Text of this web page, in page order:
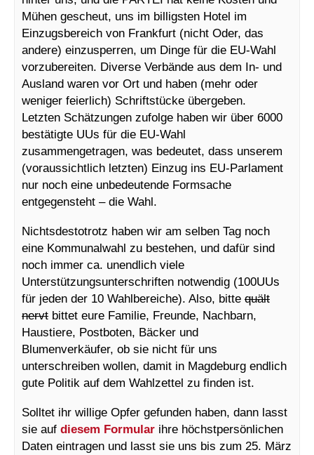
Mühen gescheut, uns im billigsten Hotel im
Einzugsbereich von Frankfurt (nicht Oder, das
andere) einzusperren, um Dinge für die EU-Wahl
vorzubereiten. Diverse Verbände aus dem In- und
Ausland waren vor Ort und haben (mehr oder
weniger feierlich) Schriftstücke übergeben.
Letzten Schätzungen zufolge haben wir über 6000
bestätigte UUs für die EU-Wahl
zusammengetragen, was bedeutet, dass unserem
(voraussichtlich letzten) Einzug ins EU-Parlament
nur noch eine unbedeutende Formsache
entgegensteht – die Wahl.
Nichtsdestotrotz haben wir am selben Tag noch
eine Kommunalwahl zu bestehen, und dafür sind
noch immer ca. unendlich viele
Unterstützungsunterschriften notwendig (100UUs
für jeden der 10 Wahlbereiche). Also, bitte quält
nervt bittet eure Familie, Freunde, Nachbarn,
Haustiere, Postboten, Bäcker und
Blumenverkäufer, ob sie nicht für uns
unterschreiben wollen, damit in Magdeburg endlich
gute Politik auf dem Wahlzettel zu finden ist.
Solltet ihr willige Opfer gefunden haben, dann lasst
sie auf diesem Formular ihre höchstpersönlichen
Daten eintragen und lasst sie uns bis zum 25. März